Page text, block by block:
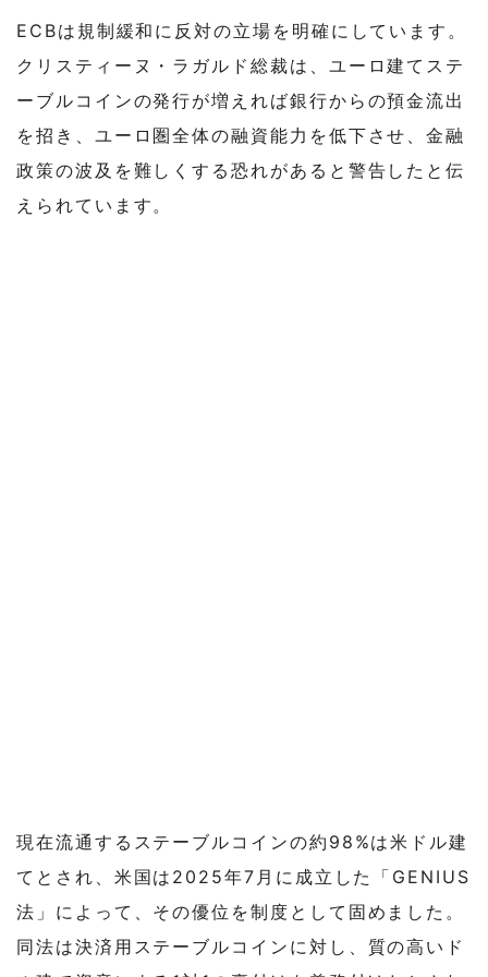
ECBは規制緩和に反対の立場を明確にしています。
クリスティーヌ・ラガルド総裁は、ユーロ建てステ
ーブルコインの発行が増えれば銀行からの預金流出
を招き、ユーロ圏全体の融資能力を低下させ、金融
政策の波及を難しくする恐れがあると警告したと伝
えられています。
現在流通するステーブルコインの約98%は米ドル建
てとされ、米国は2025年7月に成立した「GENIUS
法」によって、その優位を制度として固めました。
同法は決済用ステーブルコインに対し、質の高いド